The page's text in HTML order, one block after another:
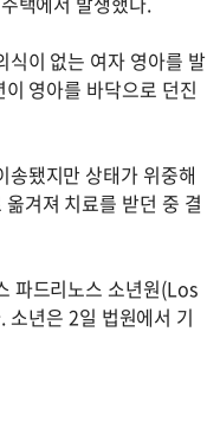
식이 없는 여자 영아를 발
영아를 바닥으로 던진
송됐지만 상태가 위중해
겨져 치료를 받던 중 결
파드리노스 소년원(Los
년은 2일 법원에서 기